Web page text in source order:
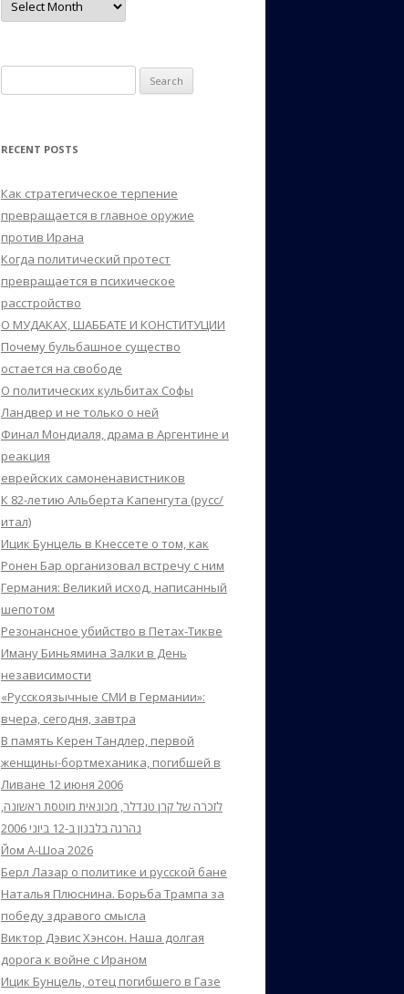
for:
RECENT POSTS
Как стратегическое терпение
превращается в главное оружие
против Ирана
Когда политический протест
превращается в психическое
расстройство
О МУДАКАХ, ШАББАТЕ И КОНСТИТУЦИИ
Почему бульбашное существо
остается на свободе
О политических кульбитах Софы
Ландвер и не только о ней
Финал Мондиаля, драма в Аргентине и
реакция
еврейских самоненавистников
К 82-летию Альберта Капенгута (русс/
итал)
Ицик Бунцель в Кнессете о том, как
Ронен Бар организовал встречу с ним
Германия: Великий исход, написанный
шепотом
Резонансное убийство в Петах-Тикве
Иману Биньямина Залки в День
независимости
«Русскоязычные СМИ в Германии»:
вчера, сегодня, завтра
В память Керен Тандлер, первой
женщины-бортмеханика, погибшей в
Ливане 12 июня 2006
לזכרה של קרן טנדלר, מכונאית מוטסת ראשונה,
נהרגה בלבנון ב-12 ביוני 2006
Йом А-Шоа 2026
Берл Лазар о политике и русской бане
Наталья Плюснина. Борьба Трампа за
победу здравого смысла
Виктор Дэвис Хэнсон. Наша долгая
дорога к войне с Ираном
Ицик Бунцель, отец погибшего в Газе